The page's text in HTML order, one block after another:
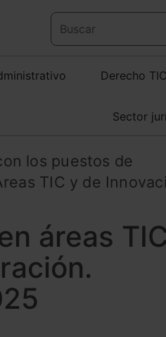
Derecho TIC
Sector
los puestos de
TIC y de
áreas